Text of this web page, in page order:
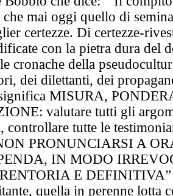
mai oggi quello di
certezze. Di certezze-
con la pietra dura del
cronache della
dei dilettanti, dei
MISURA,
valutare tutti gli
controllare tutte le
PRONUNCIARSI A
IN MODO
E DEFINITIVA”
quella in perenne lotta